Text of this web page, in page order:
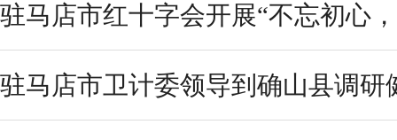
驻马店市红十字会开展“不忘初心
驻马店市卫计委领导到确山县调研